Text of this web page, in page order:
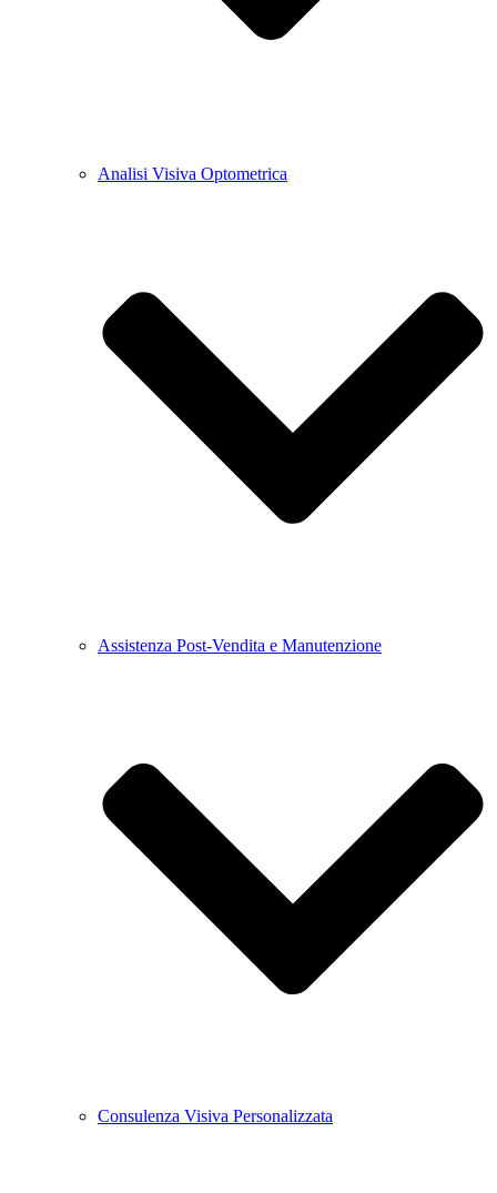
Analisi Visiva Optometrica
Assistenza Post-Vendita e Manutenzione
Consulenza Visiva Personalizzata